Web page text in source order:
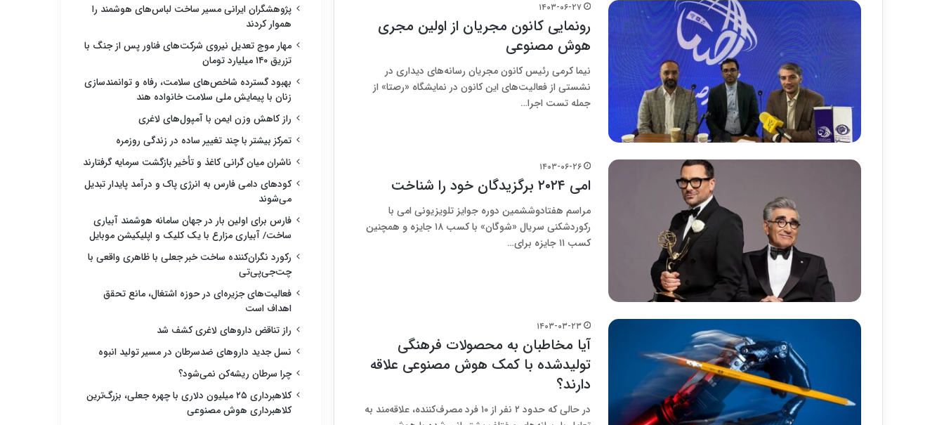
۱۴۰۳-۰۶-۲۷
رونمایی کانون مجریان از اولین مجری
هوش مصنوعی
نیما کرمی رئیس کانون مجریان رسانه‌های دیداری در
نشستی از فعالیت‌های این کانون در نمایشگاه «رصتا» از
جمله تست اجرا…
۱۴۰۳-۰۶-۲۶
امی ۲۰۲۴ برگزیدگان خود را شناخت
مراسم هفتادوششمین دوره جوایز تلویزیونی امی با
رکوردشکنی سریال «شوگان» با کسب ۱۸ جایزه و همچنین
کسب ۱۱ جایزه برای…
۱۴۰۳-۰۳-۲۳
آیا مخاطبان به محصولات فرهنگی
تولیدشده با کمک هوش مصنوعی علاقه
دارند؟
در حالی که حدود ۲ نفر از ۱۰ فرد مصرف‌کننده، علاقه‌مند به
پژوهشگران ایرانی مسیر ساخت لباس‌های هوشمند را
هموار کردند
مهار موج تعدیل نیروی شرکت‌های فناور پس از جنگ با
تزریق ۱۴۰ میلیارد تومان
بهبود گسترده شاخص‌های سلامت، رفاه و توانمندسازی
زنان با پیمایش ملی سلامت خانواده هند
راز کاهش وزن ایمن با آمپول‌های لاغری
تمرکز بیشتر با چند تغییر ساده در زندگی روزمره
ناشران میان گرانی کاغذ و تأخیر بازگشت سرمایه گرفتارند
کودهای دامی فارس به انرژی پاک و درآمد پایدار تبدیل
می‌شوند
فارس برای اولین بار در جهان سامانه هوشمند آبیاری
ساخت/ آبیاری مزارع با یک کلیک و اپلیکیشن موبایل
رکورد نگران‌کننده ساخت خبر جعلی با ظاهری واقعی با
چت‌جی‌پی‌تی
فعالیت‌های جزیره‌ای در حوزه اشتغال، مانع تحقق
اهداف است
راز تناقض داروهای لاغری کشف شد
نسل جدید داروهای ضدسرطان در مسیر تولید انبوه
چرا سرطان ریشه‌کن نمی‌شود؟
کلاهبرداری ۲۵ میلیون دلاری با چهره جعلی، بزرگ‌ترین
کلاهبرداری هوش مصنوعی